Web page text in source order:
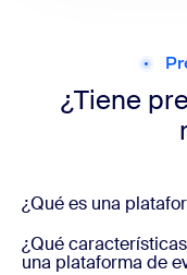
¿Tiene
¿Qué es una
¿Qué
una plataforma de